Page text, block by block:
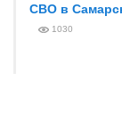
СВО в
1030